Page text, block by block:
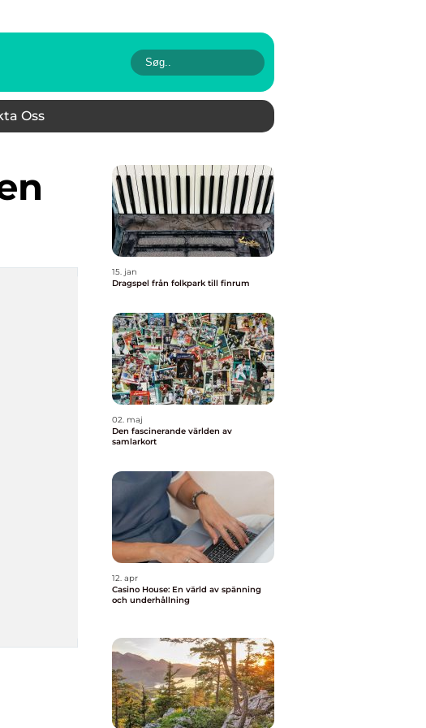
Oss
15. jan
Dragspel från folkpark till finrum
02. maj
Den fascinerande världen av
samlarkort
12. apr
Casino House: En värld av spänning
och underhållning